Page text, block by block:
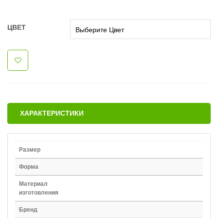
ЦВЕТ
ХАРАКТЕРИСТИКИ
Размер
Форма
Материал
изготовления
Бренд